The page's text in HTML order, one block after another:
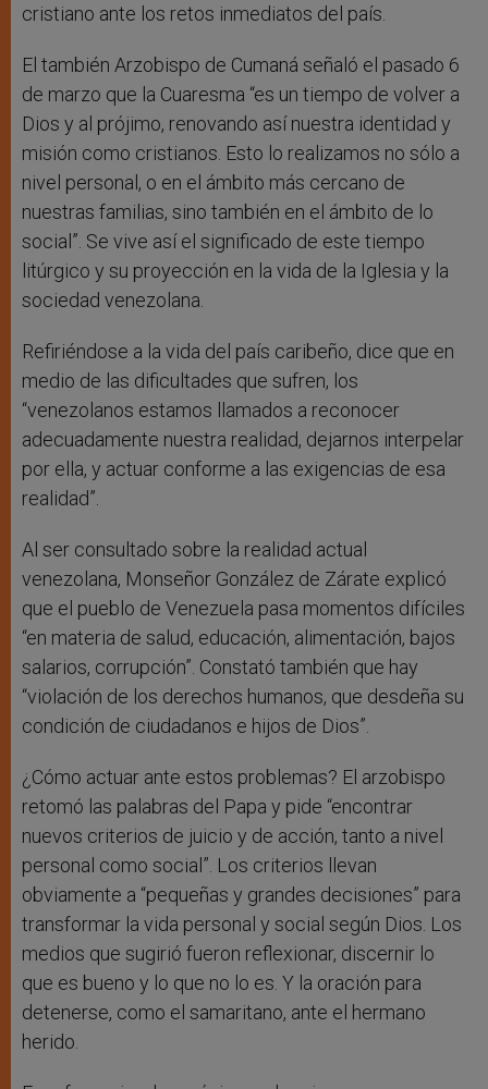
cristiano ante los retos inmediatos del país.
El también Arzobispo de Cumaná señaló el pasado 6
de marzo que la Cuaresma “es un tiempo de volver a
Dios y al prójimo, renovando así nuestra identidad y
misión como cristianos. Esto lo realizamos no sólo a
nivel personal, o en el ámbito más cercano de
nuestras familias, sino también en el ámbito de lo
social”. Se vive así el significado de este tiempo
litúrgico y su proyección en la vida de la Iglesia y la
sociedad venezolana.
Refiriéndose a la vida del país caribeño, dice que en
medio de las dificultades que sufren, los
“venezolanos estamos llamados a reconocer
adecuadamente nuestra realidad, dejarnos interpelar
por ella, y actuar conforme a las exigencias de esa
realidad”.
Al ser consultado sobre la realidad actual
venezolana, Monseñor González de Zárate explicó
que el pueblo de Venezuela pasa momentos difíciles
“en materia de salud, educación, alimentación, bajos
salarios, corrupción”. Constató también que hay
“violación de los derechos humanos, que desdeña su
condición de ciudadanos e hijos de Dios”.
¿Cómo actuar ante estos problemas? El arzobispo
retomó las palabras del Papa y pide “encontrar
nuevos criterios de juicio y de acción, tanto a nivel
personal como social”. Los criterios llevan
obviamente a “pequeñas y grandes decisiones” para
transformar la vida personal y social según Dios. Los
medios que sugirió fueron reflexionar, discernir lo
que es bueno y lo que no lo es. Y la oración para
detenerse, como el samaritano, ante el hermano
herido.